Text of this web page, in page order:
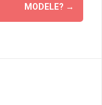
MODELE? →